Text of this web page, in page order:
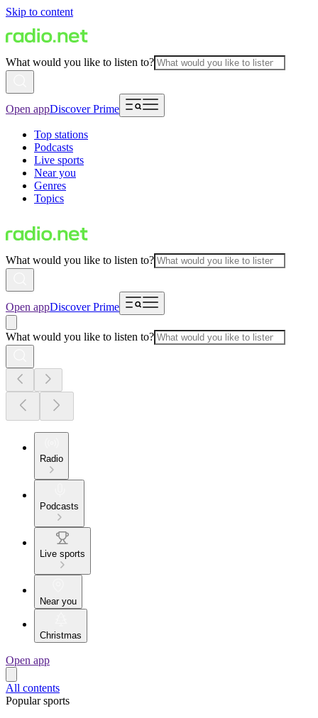
Skip to content
What would you like to listen to?
Open appDiscover Prime
Top stations
Podcasts
Live sports
Near you
Genres
Topics
What would you like to listen to?
Open appDiscover Prime
What would you like to listen to?
Radio
Podcasts
Live sports
Near you
Christmas
Open app
All contents
Popular sports